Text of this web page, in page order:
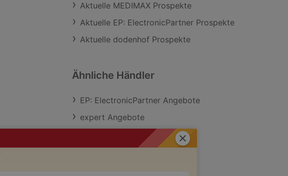
Schließen
Aktuelle MEDIMAX Prospekte
Aktuelle EP: ElectronicPartner Prospekte
Aktuelle dodenhof Prospekte
Ähnliche Händler
EP: ElectronicPartner Angebote
expert Angebote
MEDIMAX Angebote